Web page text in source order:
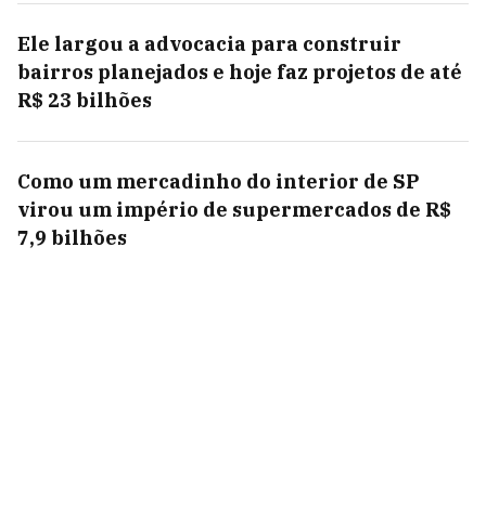
Ele largou a advocacia para construir
bairros planejados e hoje faz projetos de até
R$ 23 bilhões
Como um mercadinho do interior de SP
virou um império de supermercados de R$
7,9 bilhões